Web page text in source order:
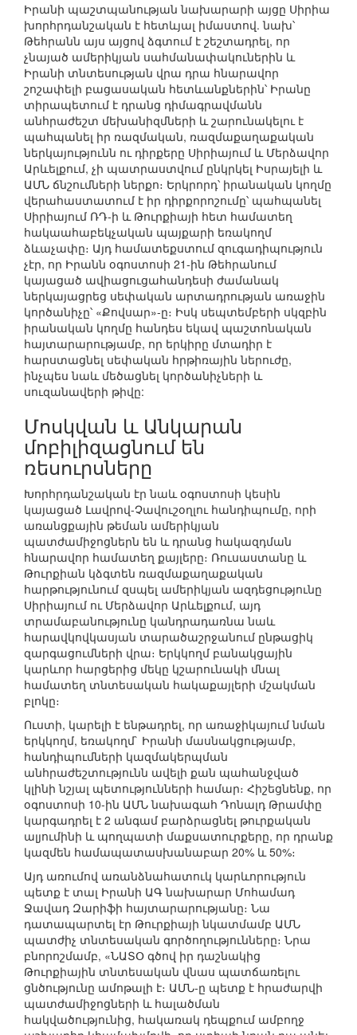
Իրանի պաշտպանության նախարարի այցը Սիրիա
խորհրդանշական է հետևյալ իմաստով. նախ՝
Թեհրանն այս այցով ձգտում է շեշտադրել, որ
չնայած ամերիկյան սահմանափակուներին և
Իրանի տնտեսության վրա դրա հնարավոր
շոշափելի բացասական հետևանքներին՝ Իրանը
տիրապետում է դրանց դիմագրավմանն
անհրաժեշտ մեխանիզմների և շարունակելու է
պահպանել իր ռազմական, ռազմաքաղաքական
ներկայությունն ու դիրքերը Սիրիայում և Մերձավոր
Արևելքում, չի պատրաստվում ընկրկել Իսրայելի և
ԱՄՆ ճնշումների ներքո։ Երկրորդ՝ իրանական կողմը
վերահաստատում է իր դիրքորոշումը՝ պահպանել
Սիրիայում ՌԴ-ի և Թուրքիայի հետ համատեղ
հակաահաբեկչական պայքարի եռակողմ
ձևաչափը։ Այդ համատեքստում զուգադիպություն
չէր, որ Իրանն օգոստոսի 21-ին Թեհրանում
կայացած ավիացուցահանդեսի ժամանակ
ներկայացրեց սեփական արտադրության առաջին
կործանիչը՝ «Քովսար»-ը։ Իսկ սեպտեմբերի սկզբին
իրանական կողմը հանդես եկավ պաշտոնական
հայտարարությամբ, որ երկիրը մտադիր է
հարստացնել սեփական հրթիռային ներուժը,
ինչպես նաև մեծացնել կործանիչների և
սուզանավերի թիվը:
Մոսկվան և Անկարան
մոբիլիզացնում են
ռեսուրսները
Խորհրդանշական էր նաև օգոստոսի կեսին
կայացած Լավրով-Չավուշօղլու հանդիպումը, որի
առանցքային թեման ամերիկյան
պատժամիջոցներն են և դրանց հակազդման
հնարավոր համատեղ քայլերը։ Ռուսաստանը և
Թուրքիան կձգտեն ռազմաքաղաքական
հարթությունում զսպել ամերիկյան ազդեցությունը
Սիրիայում ու Մերձավոր Արևելքում, այդ
տրամաբանությունը կանդրադառնա նաև
հարավկովկասյան տարածաշրջանում ընթացիկ
զարգացումների վրա։ Երկկողմ բանակցային
կարևոր հարցերից մեկը կշարունակի մնալ
համատեղ տնտեսական հակաքայլերի մշակման
բլոկը։
Ուստի, կարելի է ենթադրել, որ առաջիկայում նման
երկկողմ, եռակողմ` Իրանի մասնակցությամբ,
հանդիպումների կազմակերպման
անհրաժեշտությունն ավելի քան պահանջված
կլինի նշյալ պետությունների համար։ Հիշեցնենք, որ
օգոստոսի 10-ին ԱՄՆ նախագահ Դոնալդ Թրամփը
կարգադրել է 2 անգամ բարձրացնել թուրքական
ալյումինի և պողպատի մաքսատուրքերը, որ դրանք
կազմեն համապատասխանաբար 20% և 50%։
Այդ առումով առանձնահատուկ կարևորություն
պետք է տալ Իրանի ԱԳ նախարար Մոհամադ
Ջավադ Զարիֆի հայտարարությանը։ Նա
դատապարտել էր Թուրքիայի նկատմամբ ԱՄՆ
պատժիչ տնտեսական գործողությունները։ Նրա
բնորոշմամբ, «ՆԱՏՕ գծով իր դաշնակից
Թուրքիային տնտեսական վնաս պատճառելու
ցնծությունը ամոթալի է։ ԱՄՆ-ը պետք է հրաժարվի
պատժամիջոցների և հալածման
հակվածությունից, հակառակ դեպքում ամբողջ